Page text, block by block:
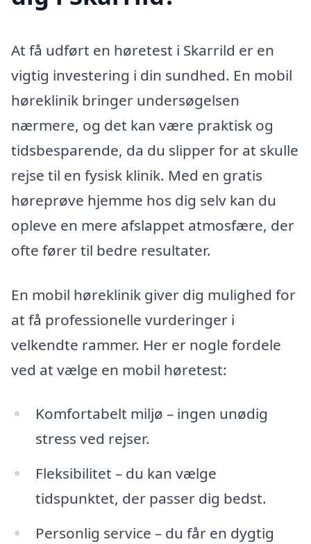
At få udført en høretest i Skarrild er en
vigtig investering i din sundhed. En mobil
høreklinik bringer undersøgelsen
nærmere, og det kan være praktisk og
tidsbesparende, da du slipper for at skulle
rejse til en fysisk klinik. Med en gratis
høreprøve hjemme hos dig selv kan du
opleve en mere afslappet atmosfære, der
ofte fører til bedre resultater.
En mobil høreklinik giver dig mulighed for
at få professionelle vurderinger i
velkendte rammer. Her er nogle fordele
ved at vælge en mobil høretest:
Komfortabelt miljø – ingen unødig
stress ved rejser.
Fleksibilitet – du kan vælge
tidspunktet, der passer dig bedst.
Personlig service – du får en dygtig